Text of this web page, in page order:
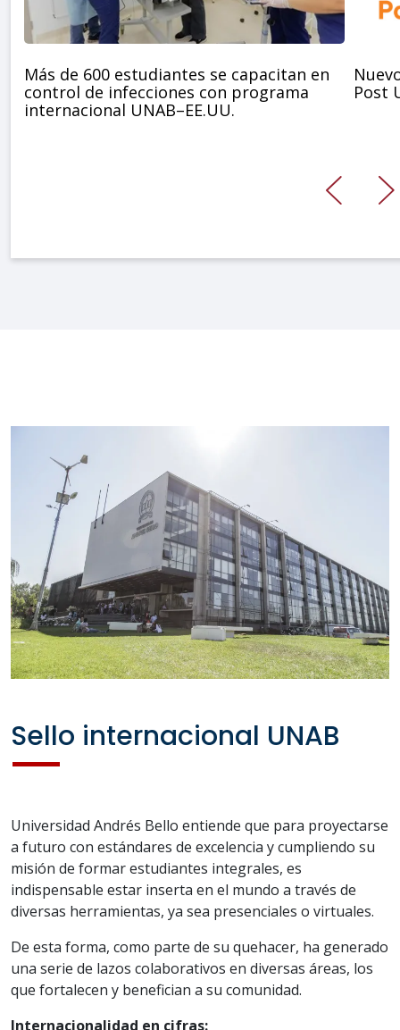
Más de 600 estudiantes se capacitan en
control de infecciones con programa
internacional UNAB–EE.UU.
Post
Sello internacional UNAB
Universidad Andrés Bello entiende que para proyectarse
a futuro con estándares de excelencia y cumpliendo su
misión de formar estudiantes integrales, es
indispensable estar inserta en el mundo a través de
diversas herramientas, ya sea presenciales o virtuales.
De esta forma, como parte de su quehacer, ha generado
una serie de lazos colaborativos en diversas áreas, los
que fortalecen y benefician a su comunidad.
Internacionalidad en cifras: